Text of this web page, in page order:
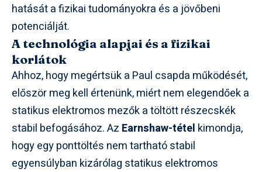
hatását a fizikai tudományokra és a jövőbeni
potenciálját.
A technológia alapjai és a fizikai
korlátok
Ahhoz, hogy megértsük a Paul csapda működését,
először meg kell értenünk, miért nem elegendőek a
statikus elektromos mezők a töltött részecskék
stabil befogásához. Az Earnshaw-tétel kimondja,
hogy egy ponttöltés nem tartható stabil
egyensúlyban kizárólag statikus elektromos